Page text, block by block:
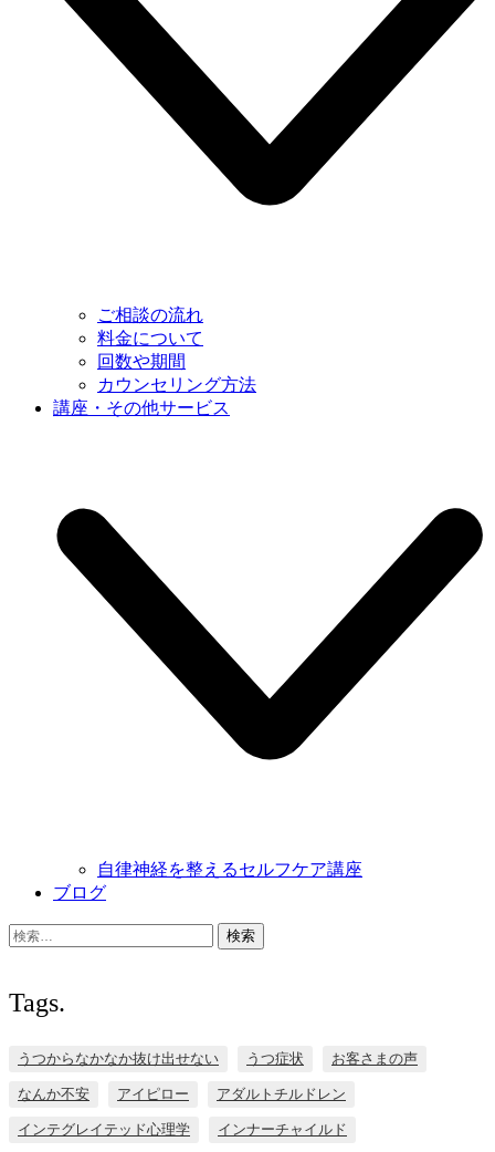
ご相談の流れ
料金について
回数や期間
カウンセリング方法
講座・その他サービス
自律神経を整えるセルフケア講座
ブログ
検
Tags.
うつからなかなか抜け出せない うつ症状 お客さまの声
なんか不安 アイピロー アダルトチルドレン
インテグレイテッド心理学 インナーチャイルド